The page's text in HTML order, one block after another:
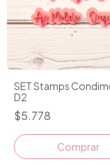
SET Stamps
D2
$5.778